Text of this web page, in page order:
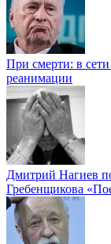
При смерти: в
реанимации
Дмитрий Нагиев
Гребенщикова